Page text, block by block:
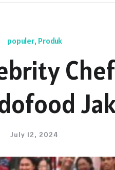
populer, Produk
July 12, 2024